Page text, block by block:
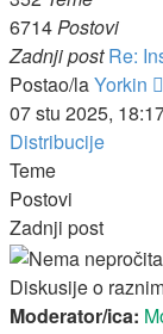
6714Postovi
Zadnji post Re:
Postao/laYorkin
07 stu 2025,
Distribucije
Teme
Postovi
Zadnji post
Diskusije o
Moderator/ica: